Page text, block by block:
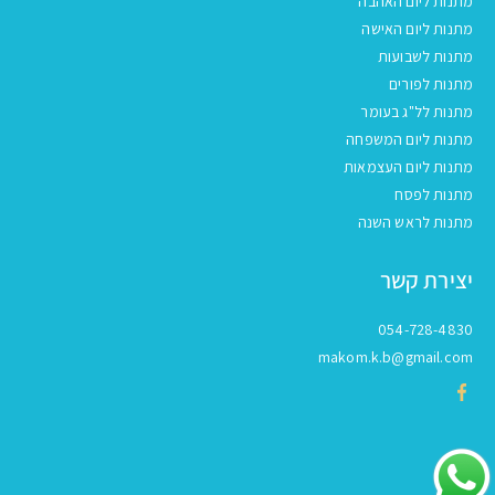
מתנות ליום האישה
מתנות לשבועות
מתנות לפורים
מתנות לל"ג בעומר
מתנות ליום המשפחה
מתנות ליום העצמאות
מתנות לפסח
מתנות לראש השנה
יצירת קשר
054-728-4830
makom.k.b@gmail.com